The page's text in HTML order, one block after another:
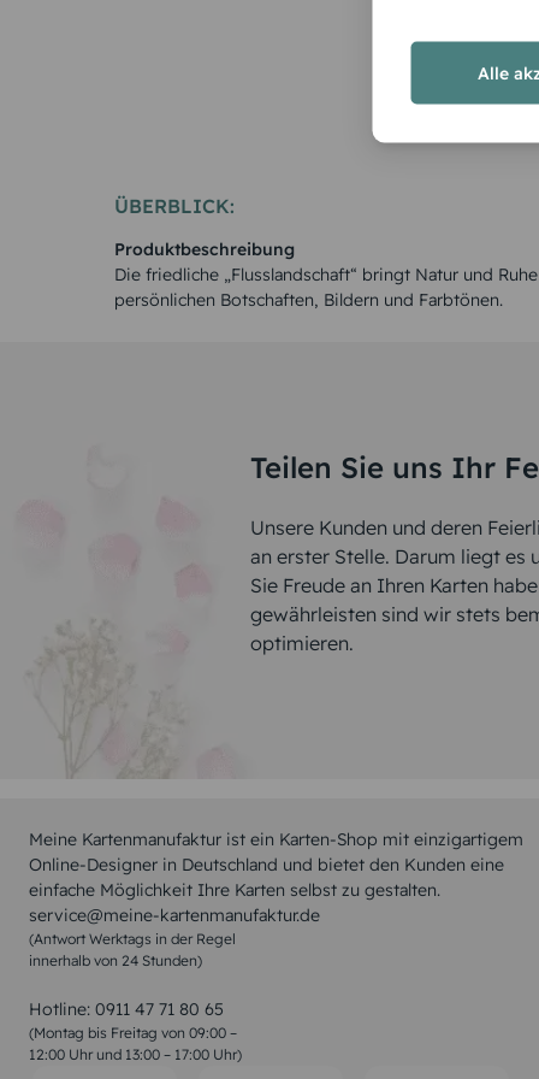
ÜBERBLICK:
Produktbeschreibung
Die friedliche „Flusslandschaft“ bringt Natur und
persönlichen Botschaften, Bildern und Farbtönen.
Teilen Sie uns Ihr
Unsere Kunden und deren
an erster Stelle. Darum liegt es
Sie Freude an Ihren Karten
gewährleisten sind wir stets
optimieren.
Meine Kartenmanufaktur ist ein Karten-Shop mit einzigartigem
Online-Designer in Deutschland und bietet den Kunden eine
einfache Möglichkeit Ihre Karten selbst zu gestalten.
service@meine-kartenmanufaktur.de
(Antwort Werktags in der Regel
innerhalb von 24 Stunden)
Hotline: 0911 47 71 80 65
(Montag bis Freitag von 09:00 –
12:00 Uhr und 13:00 – 17:00 Uhr)
Alle